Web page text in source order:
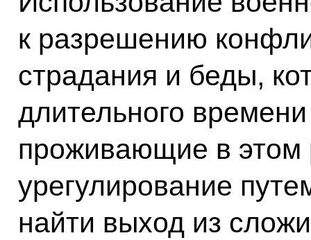
к разрешению
страдания и беды,
длительного
проживающие в этом
урегулирование
найти выход из